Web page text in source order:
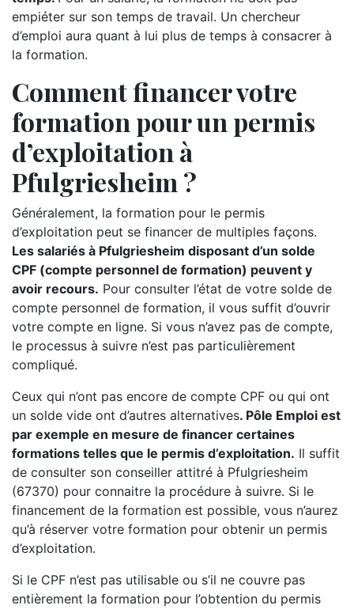
empiéter sur son temps de travail. Un chercheur
d’emploi aura quant à lui plus de temps à consacrer à
la formation.
Comment financer votre
formation pour un permis
d’exploitation à
Pfulgriesheim ?
Généralement, la formation pour le permis
d’exploitation peut se financer de multiples façons.
Les salariés à Pfulgriesheim disposant d’un solde
CPF (compte personnel de formation) peuvent y
avoir recours. Pour consulter l’état de votre solde de
compte personnel de formation, il vous suffit d’ouvrir
votre compte en ligne. Si vous n’avez pas de compte,
le processus à suivre n’est pas particulièrement
compliqué.
Ceux qui n’ont pas encore de compte CPF ou qui ont
un solde vide ont d’autres alternatives. Pôle Emploi est
par exemple en mesure de financer certaines
formations telles que le permis d’exploitation. Il suffit
de consulter son conseiller attitré à Pfulgriesheim
(67370) pour connaitre la procédure à suivre. Si le
financement de la formation est possible, vous n’aurez
qu’à réserver votre formation pour obtenir un permis
d’exploitation.
Si le CPF n’est pas utilisable ou s’il ne couvre pas
entièrement la formation pour l’obtention du permis